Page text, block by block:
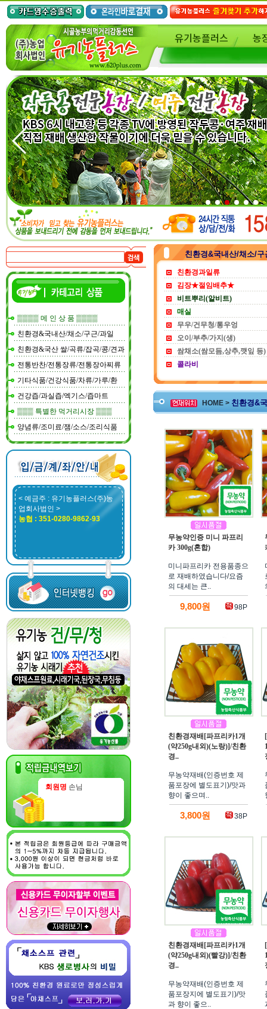
유기농플러스 농
▒▒▒▒ 메 인 상 품 ▒▒▒▒
친환경&국내산/채소/구근/과일
친환경&국산 쌀/곡류/잡곡/콩/견과
전통반찬/전통장류/전통장아찌류
기타식품/건강식품/차류/가루/환
건강즙/과실즙/엑기스/즙마트
▒▒▒ 특별한 먹거리시장 ▒▒▒
양념류/조미료/잼/소스/조리식품
< 예금주 : 유기농플러스(주)농
업회사법인 >
농협 : 351-0280-9862-93
회원명 손님
친환경&국내산/채소/
친환경과일류
김장★절임배추★
비트뿌리(알비트)
매실
무우/건무청/통우엉
오이/부추/가지(생)
쌈채소(쌈모듬,상추,깻잎 등)
콜라비
HOME > 친환경&
무농약인증 미니 파프리
카 300g(혼합)
미니파프리카 전용품종으
로 재배하였습니다/요즘
의 대세는 큰..
9,800원 98P
친환경재배[파프리카1개
(약250g내외)(노랑)]/친환
경..
무농약재배(인증번호 제
품포장에 별도표기)/맛과
향이 좋으며..
3,800원 38P
친환경재배[파프리카1개
(약250g내외)(빨강)]/친환
경..
무농약재배(인증번호 제
품포장지에 별도표기)/맛
과 향이 좋으..